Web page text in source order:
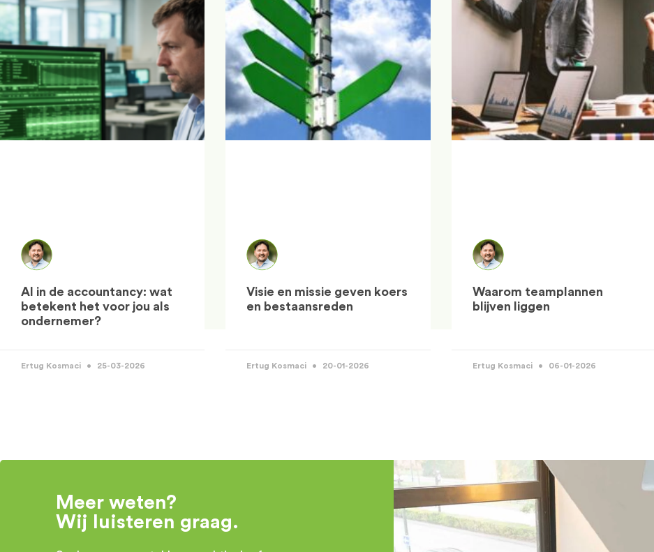
AI in de accountancy: wat
betekent het voor jou als
ondernemer?
Ertug Kosmaci 25-03-2026
Visie en missie geven koers
en bestaansreden
Ertug Kosmaci 20-01-2026
Waarom teamplannen
blijven liggen
Ertug Kosmaci 06-01-2026
Meer weten?
Wij luisteren graag.